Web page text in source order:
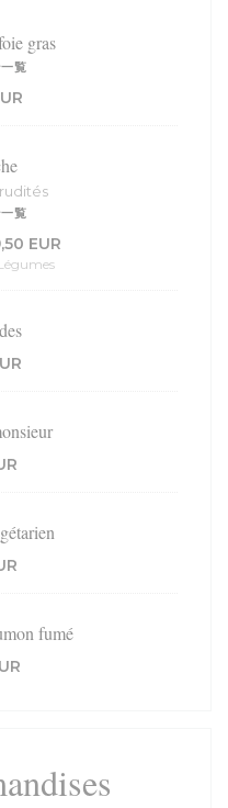
gras
覧
覧
EUR
fumé